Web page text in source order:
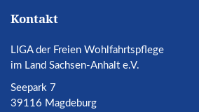
Kontakt
LIGA der Freien Wohlfahrtspflege
im Land Sachsen-Anhalt e.V.
Seepark 7
39116 Magdeburg